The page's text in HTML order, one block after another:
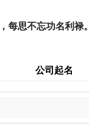
每思不忘功名利禄。
公司起名